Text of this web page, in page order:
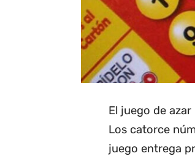
El juego de azar
Los catorce
juego entrega